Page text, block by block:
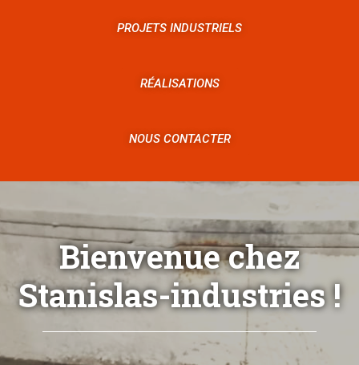
PROJETS INDUSTRIELS
RÉALISATIONS
NOUS CONTACTER
Bienvenue chez
Stanislas-industries !